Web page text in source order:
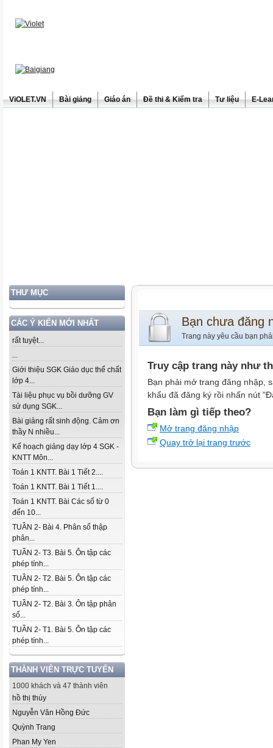
ViOLET.VN Bài giảng Giáo án Đề thi & Kiểm tra Tư liệu E-
THƯ MỤC
CÁC Ý KIẾN MỚI NHẤT
rất tuyệt...
...
Giới thiệu SGK Giáo dục thể chất
lớp 4...
Tài liệu phục vụ bồi dưỡng GV
sử dụng SGK...
Bài giảng rất sinh động. Cảm ơn
thầy N nhiều...
Kế hoạch giảng dạy lớp 4 SGK -
KNTT Môn...
Toán 1 KNTT. Bài 1 Tiết 2....
Toán 1 KNTT. Bài 1 Tiết 1....
Toán 1 KNTT. Bài Các số từ 0
đến 10...
TUẦN 2- Bài 4. Phân số thập
phân...
TUẦN 2- T3. Bài 5. Ôn tập các
phép tính...
TUẦN 2- T2. Bài 5. Ôn tập các
phép tính...
TUẦN 2- T2. Bài 3. Ôn tập phân
số...
TUẦN 2- T1. Bài 5. Ôn tập các
phép tính...
THÀNH VIÊN TRỰC TUYẾN
1000 khách và 47 thành viên
hồ thị thúy
Nguyễn Văn Hồng Đức
Quỳnh Trang
Phan My Yen
Bạn chưa đăng
Trang này yêu cầu bạn
Truy cập trang này như
Bạn phải mở trang đăng nhập,
khẩu đã đăng ký rồi nhấn nút
Bạn làm gì tiếp theo?
Mở trang đăng nhập
Quay trở lại trang trước